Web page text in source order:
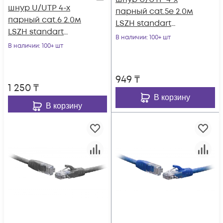
шнур U/UTP 4-х
парный cat.6 2.0м
LSZH standart
красный
В наличии: 100+ шт
1 250₸
В корзину
парный cat.5e 2.0м
LSZH standart
чёрный
В наличии: 100+ шт
949 ₸
В корзину